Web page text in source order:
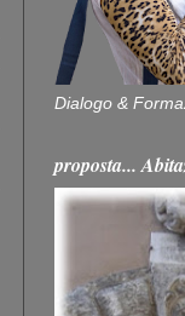
Dialogo &
proposta...